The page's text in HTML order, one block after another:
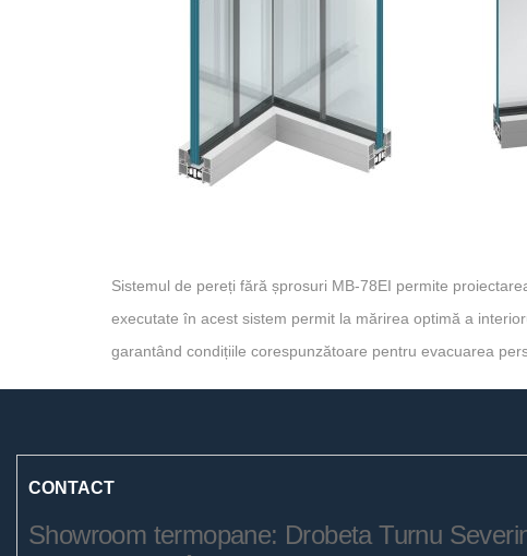
Sistemul de pereți fără șprosuri MB-78EI permite
executate în acest sistem permit la mărirea optimă a
garantând condițiile corespunzătoare pentru evacuarea
CONTACT
Showroom termopane: Drobeta Turnu